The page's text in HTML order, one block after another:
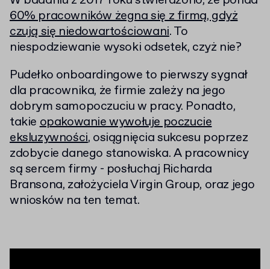
60% pracowników żegna się z firmą, gdyż
czują się niedowartościowani. To
niespodziewanie wysoki odsetek, czyż nie?
Pudełko onboardingowe to pierwszy sygnał
dla pracownika, że firmie zależy na jego
dobrym samopoczuciu w pracy. Ponadto,
takieopakowanie wywołuje poczucie
eksluzywności, osiągnięcia sukcesu poprzez
zdobycie danego stanowiska. A pracownicy
są sercem firmy - posłuchaj Richarda
Bransona, założyciela Virgin Group, oraz jego
wniosków na ten temat.